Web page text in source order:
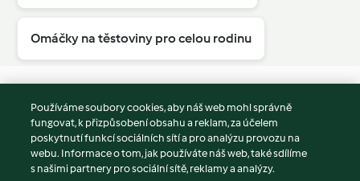
Omáčky na těstoviny pro celou rodinu
© Copyright 2026
Podmínky užívání
Používáme soubory cookies, aby náš web mohl správně
fungovat, k přizpůsobení obsahu a reklam, za účelem
poskytnutí funkcí sociálních sítí a pro analýzu provozu na
webu. Informace o tom, jak používáte náš web, také sdílíme
s našimi partnery pro sociální sítě, reklamy a analýzy.